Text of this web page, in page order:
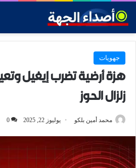
جهويات
هزة أرضية تضرب إيغيل
زلزال الحوز
محمد أمين بلكو يوليوز 22, 2025 0